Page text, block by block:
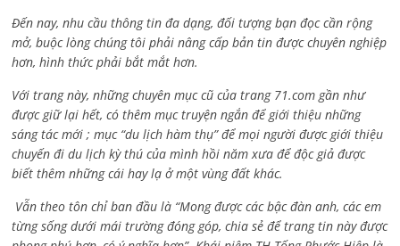
Đến nay, nhu cầu thông tin đa dạng, đối tượng bạn đọc cần rộng
mở, buộc lòng chúng tôi phải nâng cấp bản tin được chuyên nghiệp
hơn, hình thức phải bắt mắt hơn.
Với trang này, những chuyên mục cũ của trang 71.com gần như
được giữ lại hết, có thêm mục truyện ngắn để giới thiệu những
sáng tác mới ; mục “du lịch hàm thụ” để mọi người được giới thiệu
chuyến đi du lịch kỳ thú của mình hồi năm xưa để độc giả được
biết thêm những cái hay lạ ở một vùng đất khác.
Vẫn theo tôn chỉ ban đầu là “Mong được các bậc đàn anh, các em
từng sống dưới mái trường đóng góp, chia sẻ để trang tin này được